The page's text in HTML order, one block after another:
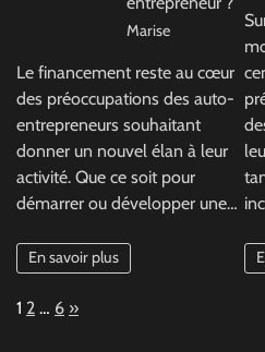
Marise
Le financement reste au cœur
des préoccupations des auto-
entrepreneurs souhaitant
donner un nouvel élan à leur
activité. Que ce soit pour
démarrer ou développer une…
En savoir plus
Page:
1 2 … 6 Next
»